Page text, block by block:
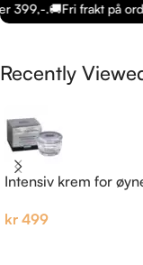
399,-.🚚Fri frakt på
Recently
Intensiv krem for
kr 499